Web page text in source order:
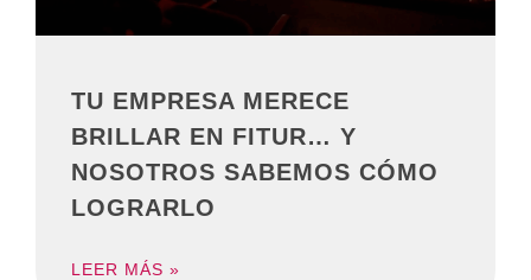
TU EMPRESA MERECE
BRILLAR EN FITUR… Y
NOSOTROS SABEMOS CÓMO
LOGRARLO
LEER MÁS »